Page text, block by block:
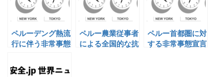
ペルーデング熱流
行に伴う非常事態
ペルー農業従事者
による全国的な抗
ペルー首都圏に対
する非常事態宣言